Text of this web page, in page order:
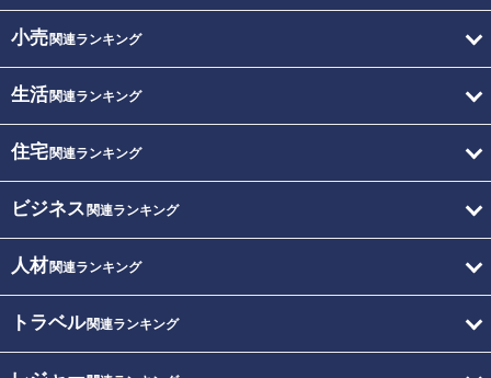
小売関連ランキング
生活関連ランキング
住宅関連ランキング
ビジネス 関連ランキング
人材関連ランキング
トラベル関連ランキング